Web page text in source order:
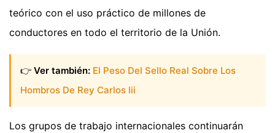
teórico con el uso práctico de millones de
conductores en todo el territorio de la Unión.
👉 Ver también: El Peso Del Sello Real Sobre Los
Hombros De Rey Carlos Iii
Los grupos de trabajo internacionales continuarán